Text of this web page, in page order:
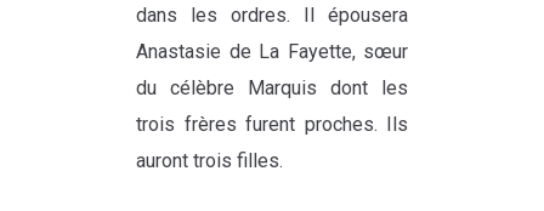
dans les ordres. Il épousera
Anastasie de La Fayette, sœur
du célèbre Marquis dont les
trois frères furent proches. Ils
auront trois filles.